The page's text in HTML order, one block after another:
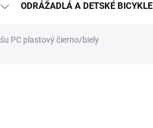
ODRÁŽADLÁ A DETSKÉ BICYKLE
PC plastový čierno/biely